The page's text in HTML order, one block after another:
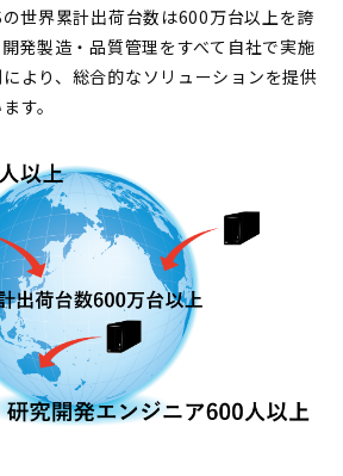
世界累計出荷台数は600万台以上を誇
発製造・品質管理をすべて自社で実施
より、総合的なソリューションを提供
す。